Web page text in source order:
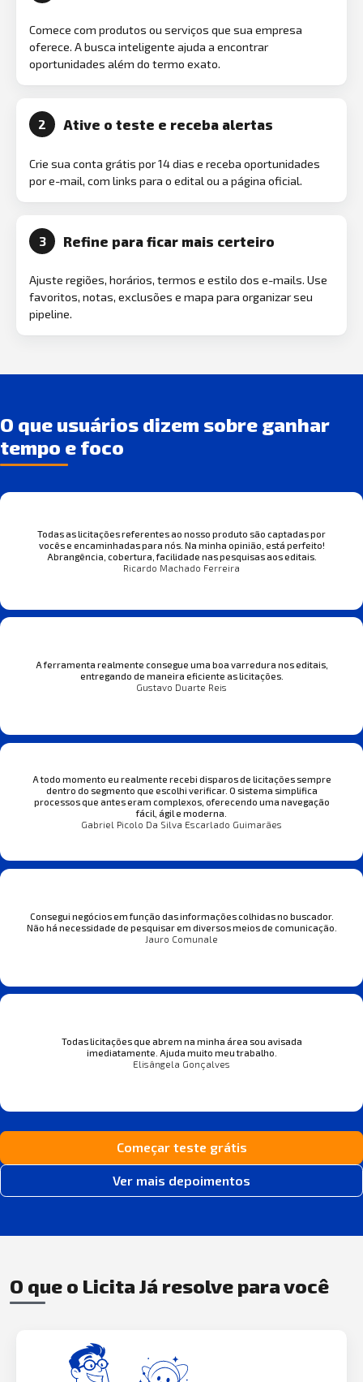
Comece com produtos ou serviços que sua empresa
oferece. A busca inteligente ajuda a encontrar
oportunidades além do termo exato.
2 Ative o teste e receba alertas
Crie sua conta grátis por 14 dias e receba oportunidades
por e-mail, com links para o edital ou a página oficial.
3 Refine para ficar mais certeiro
Ajuste regiões, horários, termos e estilo dos e-mails. Use
favoritos, notas, exclusões e mapa para organizar seu
pipeline.
O que usuários dizem sobre ganhar
tempo e foco
Todas as licitações referentes ao nosso produto são captadas por
vocês e encaminhadas para nós. Na minha opinião, está perfeito!
Abrangência, cobertura, facilidade nas pesquisas aos editais.
Ricardo Machado Ferreira
A ferramenta realmente consegue uma boa varredura nos editais,
entregando de maneira eficiente as licitações.
Gustavo Duarte Reis
A todo momento eu realmente recebi disparos de licitações sempre
dentro do segmento que escolhi verificar. O sistema simplifica
processos que antes eram complexos, oferecendo uma navegação
fácil, ágil e moderna.
Gabriel Picolo Da Silva Escarlado Guimarães
Consegui negócios em função das informações colhidas no buscador.
Não há necessidade de pesquisar em diversos meios de comunicação.
Jauro Comunale
Todas licitações que abrem na minha área sou avisada
imediatamente. Ajuda muito meu trabalho.
Elisângela Gonçalves
Começar teste grátis
Ver mais depoimentos
O que o Licita Já resolve para você